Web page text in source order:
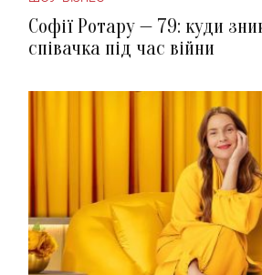
Софії Ротару — 79: куди
співачка під час війни